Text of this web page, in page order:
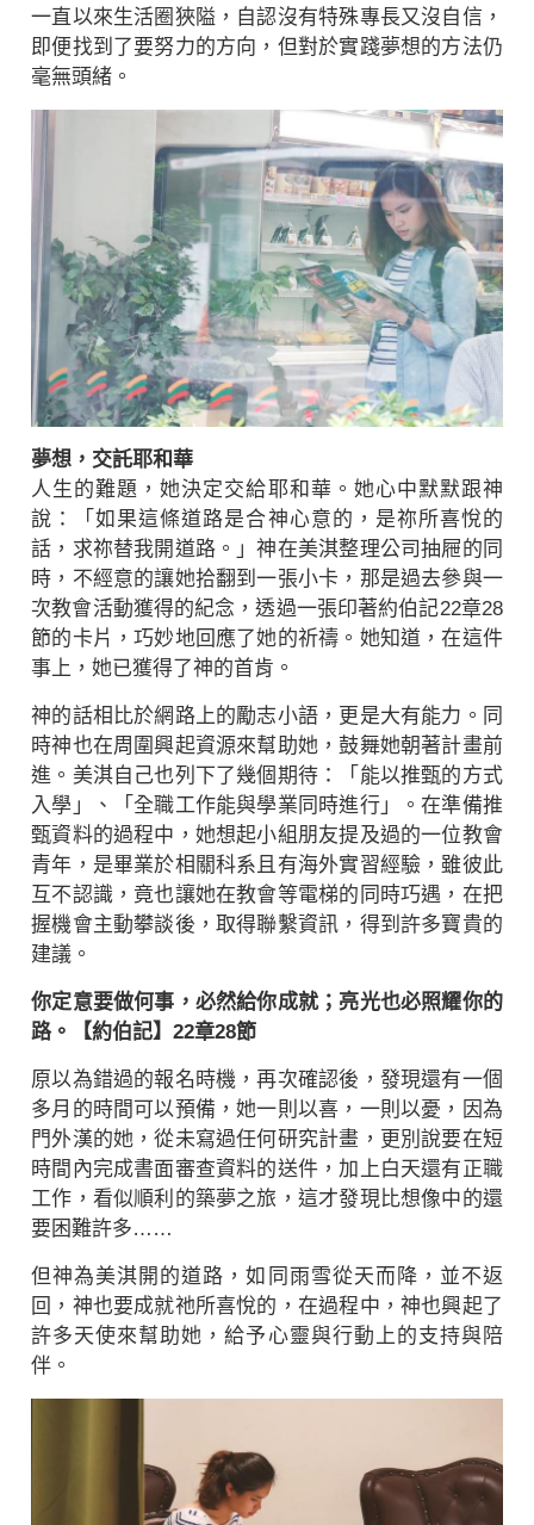
一直以來生活圈狹隘，自認沒有特殊專長又沒自信，
即便找到了要努力的方向，但對於實踐夢想的方法仍
毫無頭緒。
夢想，交託耶和華
人生的難題，她決定交給耶和華。她心中默默跟神
說：「如果這條道路是合神心意的，是祢所喜悅的
話，求祢替我開道路。」神在美淇整理公司抽屜的同
時，不經意的讓她拾翻到一張小卡，那是過去參與一
次教會活動獲得的紀念，透過一張印著約伯記22章28
節的卡片，巧妙地回應了她的祈禱。她知道，在這件
事上，她已獲得了神的首肯。
神的話相比於網路上的勵志小語，更是大有能力。同
時神也在周圍興起資源來幫助她，鼓舞她朝著計畫前
進。美淇自己也列下了幾個期待：「能以推甄的方式
入學」、「全職工作能與學業同時進行」。在準備推
甄資料的過程中，她想起小組朋友提及過的一位教會
青年，是畢業於相關科系且有海外實習經驗，雖彼此
互不認識，竟也讓她在教會等電梯的同時巧遇，在把
握機會主動攀談後，取得聯繫資訊，得到許多寶貴的
建議。
你定意要做何事，必然給你成就；亮光也必照耀你的
路。【約伯記】22章28節
原以為錯過的報名時機，再次確認後，發現還有一個
多月的時間可以預備，她一則以喜，一則以憂，因為
門外漢的她，從未寫過任何研究計畫，更別說要在短
時間內完成書面審查資料的送件，加上白天還有正職
工作，看似順利的築夢之旅，這才發現比想像中的還
要困難許多……
但神為美淇開的道路，如同雨雪從天而降，並不返
回，神也要成就祂所喜悅的，在過程中，神也興起了
許多天使來幫助她，給予心靈與行動上的支持與陪
伴。